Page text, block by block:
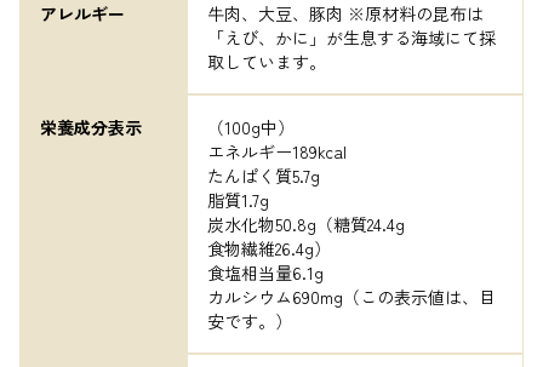
アレルギー
牛肉、大豆、豚肉 ※原材料の昆布は
「えび、かに」が生息する海域にて採
取しています。
栄養成分表示
（100g中）
エネルギー189kcal
たんぱく質5.7g
脂質1.7g
炭水化物50.8g（糖質24.4g
食物繊維26.4g）
食塩相当量6.1g
カルシウム690mg（この表示値は、目
安です。）